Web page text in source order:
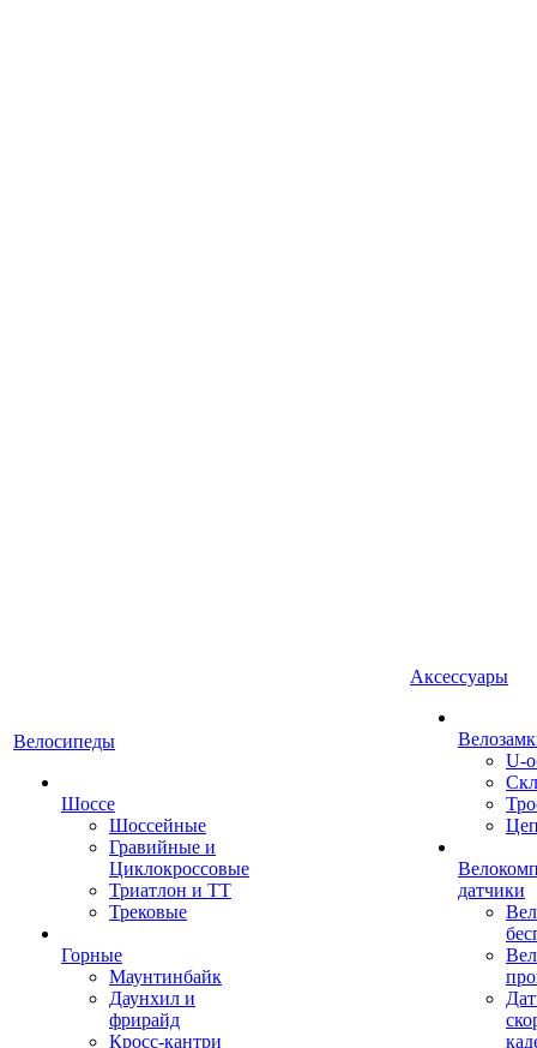
Велосипеды
Шоссе
Шоссейные
Гравийные и
Циклокроссовые
Триатлон и ТТ
Трековые
Горные
Маунтинбайк
Даунхил и
фрирайд
Кросс-кантри
Аксессуары
U-
датчики